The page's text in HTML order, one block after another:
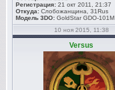
Регистрация: 21 окт 2011, 21:37
Откуда: Слобожанщина, 31Rus
Модель 3DO: GoldStar GDO-101M
10 ноя 2015, 11:38
Versus